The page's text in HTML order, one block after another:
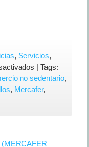
, Servicios,
en
Subvenciones
para
no
| Tags:
no sedentario,
, Mercafer,